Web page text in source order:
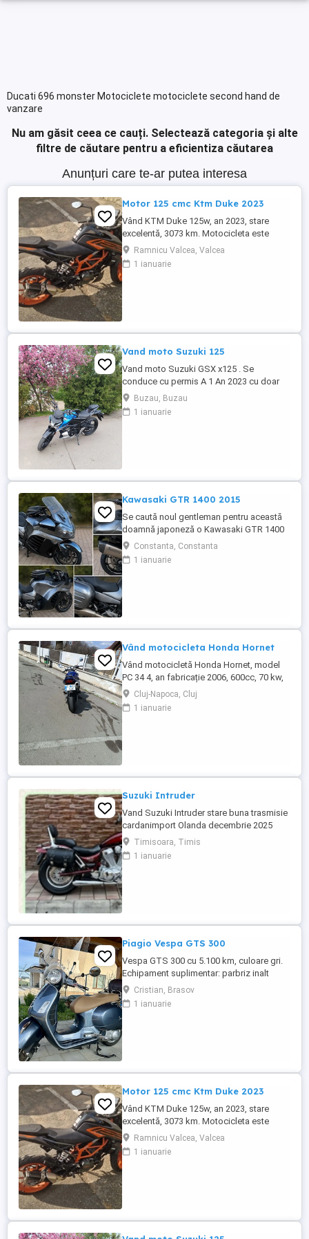
Ducati 696 monster Motociclete motociclete second hand de
vanzare
Nu am găsit ceea ce cauți. Selectează categoria și alte
filtre de căutare pentru a eficientiza căutarea
Anunțuri care te-ar putea interesa
Motor 125 cmc Ktm Duke 2023
Vând KTM Duke 125w, an 2023, stare
excelentă, 3073 km. Motocicleta este
ideală pentru începători sau pentru oraș.
Fără daune, lovituri!
Ramnicu Valcea, Valcea
1 ianuarie
Vand moto Suzuki 125
Vand moto Suzuki GSX x125 . Se
conduce cu permis A 1 An 2023 cu doar
5000km Stare impecabila , fara cazaturi
ITP valabil pana in noiembrie 2027 Revizii
si schimb de ulei in service autorizat
Buzau, Buzau
1 ianuarie
Kawasaki GTR 1400 2015
Se caută noul gentleman pentru această
doamnă japoneză o Kawasaki GTR 1400
care încă întoarce priviri și iubește
kilometrii. A fost răsfățată, întreținută la
timp și tratată cu respect. O dau doar
Constanta, Constanta
1 ianuarie
Vând motocicleta Honda Hornet
Vând motocicletă Honda Hornet, model
PC 34 4, an fabricație 2006, 600cc, 70 kw,
98 cp, inspecție tehnică valabilă până în
august 2027 . Preț 1900 euro
Cluj-Napoca, Cluj
1 ianuarie
Suzuki Intruder
Vand Suzuki Intruder stare buna trasmisie
cardanimport Olanda decembrie 2025
inmatriculat RO IN FEBRUARIE Nu raspund
la mesaje.Schimb cu ATV plus sau minus
diferenta
Timisoara, Timis
1 ianuarie
Piagio Vespa GTS 300
Vespa GTS 300 cu 5.100 km, culoare gri.
Echipament suplimentar: parbriz inalt
Faco (montat 2026), geanta portbagaj
Classic; prelungitor scarite pasager;
suspensie fata Bitubo si frane fata spate
Cristian, Brasov
1 ianuarie
Motor 125 cmc Ktm Duke 2023
Vând KTM Duke 125w, an 2023, stare
excelentă, 3073 km. Motocicleta este
ideală pentru începători sau pentru oraș.
Fără daune, lovituri!
Ramnicu Valcea, Valcea
1 ianuarie